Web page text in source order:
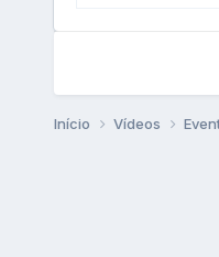
Início Vídeos